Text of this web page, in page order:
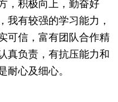
，积极向上，勤奋好
我有较强的学习能力，
可信，富有团队合作精
真负责，有抗压能力和
耐心及细心。